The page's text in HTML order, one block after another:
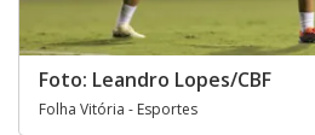
Foto: Leandro Lopes/CBF
Folha Vitória - Esportes